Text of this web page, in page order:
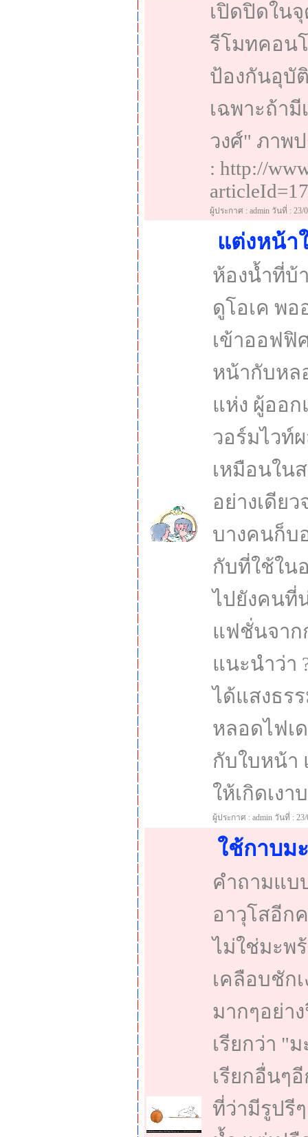
เปิดปิดใน
รีโมทคอน
ป้องกันอุบั
เฉพาะถ้ามี
วงศ์" ภาพ
: http://
ผู้ประกาศ : admin วันที่ : 23/
แต่งหน้า
ห้องน้ำที่บ้
ดูโอเค พอ
เข้าออฟฟิ
หน้ากับหล
แห่ง ผู้ออ
วอร์มไวท์
เหมือนใน
อย่างเดีย
บางคนก็บ
กับที่ใช้ใน
ไปยังคนที่
แฟชั่นจาก
แนะนำว่า
ได้แสงธร
หลอดไฟเ
กับใบหน้า
ให้เกิดเงา
ผู้ประกาศ : admin วันที่ : 23/
ใช้กาบม
คำถามแบ
อาวุโสอีก
ไม่ใช่มะพ
เคลือบชัก
มากๆอย่า
เรียกว่า "
เรียกอื่นๆ
ที่ว่ามีรูปรี